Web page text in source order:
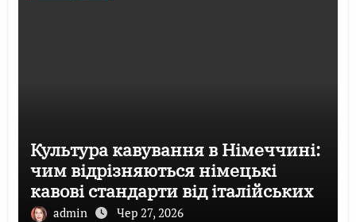
Культура кавування в Німеччині:
чим відрізняються німецькі
кавові стандарти від італійських
admin Чер 27, 2026